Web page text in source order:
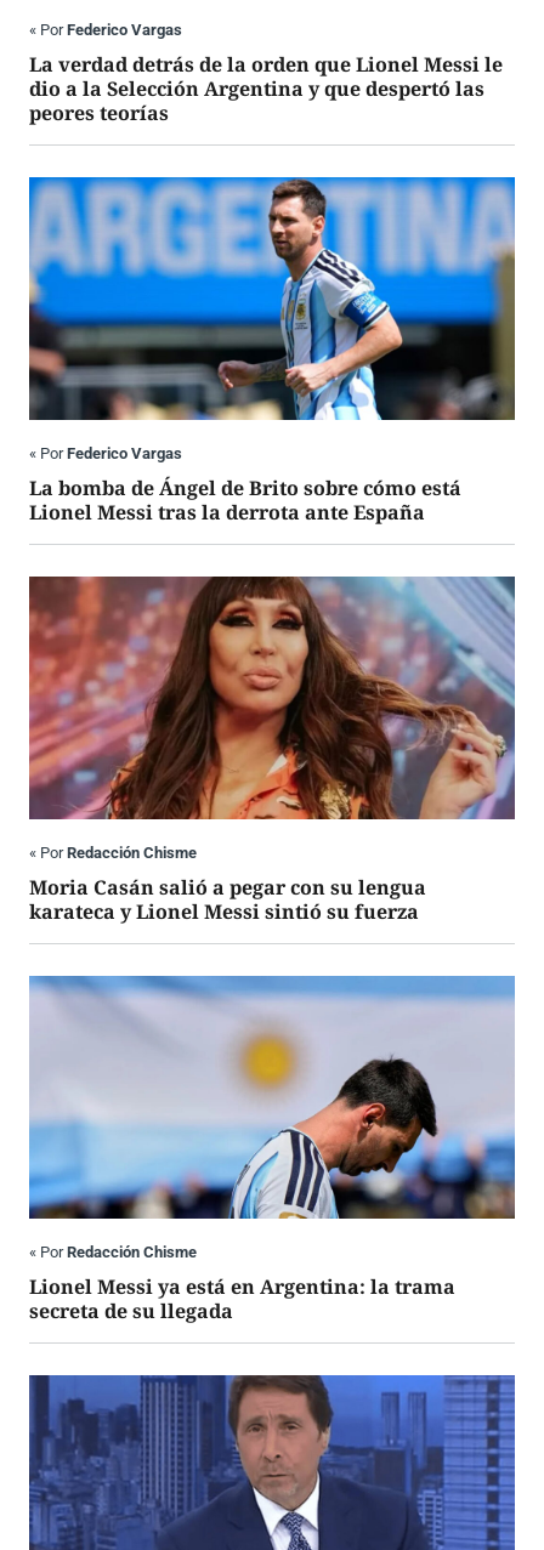
« PorFederico Vargas
La verdad detrás de la orden que Lionel Messi le
dio a la Selección Argentina y que despertó las
peores teorías
« PorFederico Vargas
La bomba de Ángel de Brito sobre cómo está
Lionel Messi tras la derrota ante España
« PorRedacción Chisme
Moria Casán salió a pegar con su lengua
karateca y Lionel Messi sintió su fuerza
« PorRedacción Chisme
Lionel Messi ya está en Argentina: la trama
secreta de su llegada